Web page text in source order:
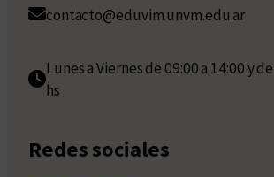
contacto@eduvim.unvm.edu.ar
Lunes a Viernes de 09:00 a 14:00 y
hs
Redes sociales